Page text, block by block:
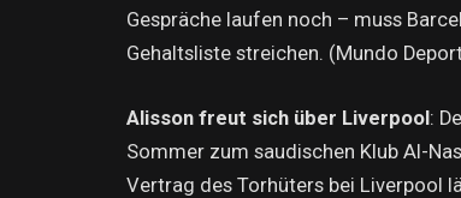
Gespräche laufen noch – muss
Gehaltsliste streichen. (Mundo
Alisson freut sich über Liverpool:
Sommer zum saudischen Klub Al-
Vertrag des Torhüters bei Liverpool